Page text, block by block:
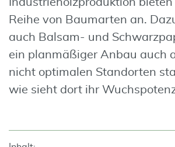
Industrieholzproduktion bieten
Reihe von Baumarten an.
auch Balsam- und
ein planmäßiger Anbau auch
nicht optimalen Standorten
wie sieht dort ihr